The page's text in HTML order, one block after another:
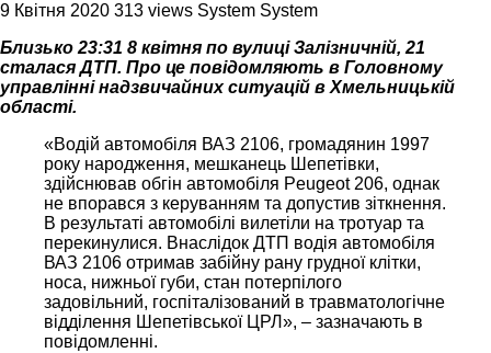
9 Квітня 2020 313 views System System
Близько 23:31 8 квітня по вулиці Залізничній, 21
сталася ДТП. Про це повідомляють в Головному
управлінні надзвичайних ситуацій в Хмельницькій
області.
«Водій автомобіля ВАЗ 2106, громадянин 1997
року народження, мешканець Шепетівки,
здійснював обгін автомобіля Peugeot 206, однак
не впорався з керуванням та допустив зіткнення.
В результаті автомобілі вилетіли на тротуар та
перекинулися. Внаслідок ДТП водія автомобіля
ВАЗ 2106 отримав забійну рану грудної клітки,
носа, нижньої губи, стан потерпілого
задовільний, госпіталізований в травматологічне
відділення Шепетівської ЦРЛ», – зазначають в
повідомленні.